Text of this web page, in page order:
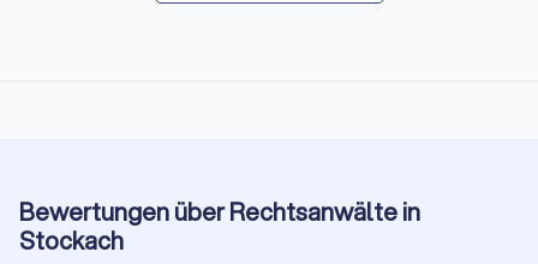
Bewertungen über Rechtsanwälte in
Stockach